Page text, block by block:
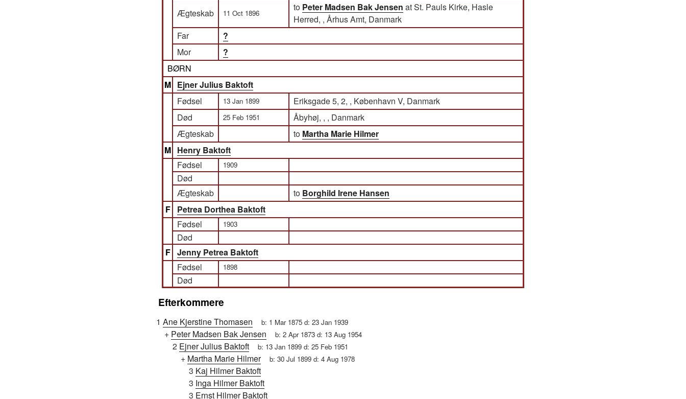
Ægteskab
11 Oct 1896
to Peter Madsen Bak Jensen at St. Pauls Kirke, Hasle
Herred, , Århus Amt, Danmark
Far
?
Mor
?
BØRN
M Ejner Julius Baktoft
Fødsel
13 Jan 1899
Eriksgade 5, 2, , København V, Danmark
Død
25 Feb 1951
Åbyhøj, , , Danmark
Ægteskab
to Martha Marie Hilmer
M Henry Baktoft
Fødsel
1909
Død
Ægteskab
to Borghild Irene Hansen
F
Petrea Dorthea Baktoft
Fødsel
1903
Død
F Jenny Petrea Baktoft
Fødsel
1898
Død
Efterkommere
1 Ane Kjerstine Thomasen b: 1 Mar 1875 d:23 Jan 1939
+ Peter Madsen Bak Jensen b:2 Apr 1873 d: 13 Aug 1954
2 Ejner Julius Baktoft b: 13 Jan 1899 d:25 Feb 1951
+ Martha Marie Hilmer b:30 Jul 1899 d:4 Aug 1978
3 Kaj Hilmer Baktoft
3 Inga Hilmer Baktoft
3 Ernst Hilmer Baktoft